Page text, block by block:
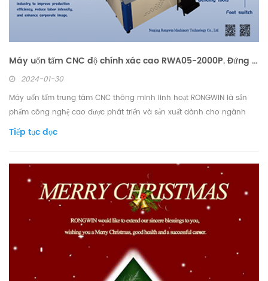
Máy uốn tấm CNC độ chính xác cao RWA05-2000P. Đứng đầu tại Trung Quốc và thứ hai trên toàn thế giới. Máy uốn tấm CNC độ chính xác cao RWA05-2000P. Đứng đầu tại Trung Quốc và thứ hai trên toàn thế giới.
2024-01-30
Máy uốn tấm trung tâm CNC thông minh linh hoạt RONGWIN là sản
phẩm công nghệ cao được phát triển và sản xuất dành cho ngành
công nghiệp gia công kim loại tấm nhằm nâng cao hiệu quả sản xuất,
giảm cường độ lao động và tăng cường hình ảnh doanh nghiệp.
Tiếp tục đọc